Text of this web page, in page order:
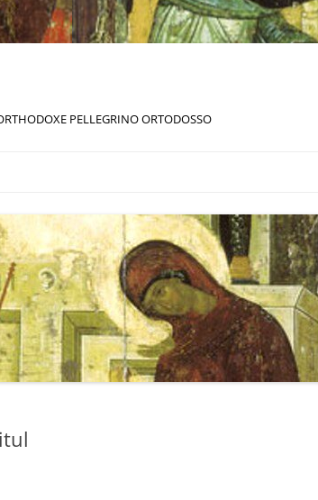
PELLEGRINO ORTODOSSO